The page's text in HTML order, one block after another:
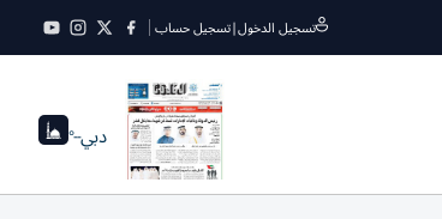
تسجيل الدخول|تسجيل حساب
دبي--°